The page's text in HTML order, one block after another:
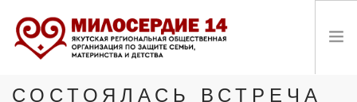
СОСТОЯЛАСЬ ВСТРЕЧА